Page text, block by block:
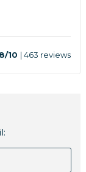
10 | 463 reviews